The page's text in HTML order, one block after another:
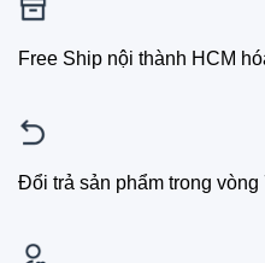
Free Ship nội thành HCM
Đổi trả sản phẩm trong vòng